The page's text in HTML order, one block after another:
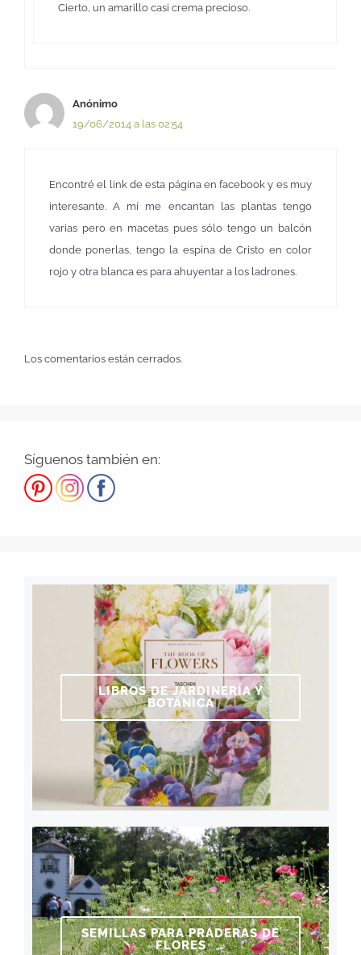
Cierto, un amarillo casi crema precioso.
Anónimo
19/06/2014 a las 02:54
Encontré el link de esta página en facebook y es muy
interesante. A mí me encantan las plantas tengo
varias pero en macetas pues sólo tengo un balcón
donde ponerlas, tengo la espina de Cristo en color
rojo y otra blanca es para ahuyentar a los ladrones.
Los comentarios están cerrados.
Síguenos también en:
LIBROS DE JARDINERÍA Y
BOTÁNICA
SEMILLAS PARA PRADERAS DE
FLORES